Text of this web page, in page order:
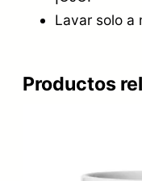
Lavar solo a
Productos